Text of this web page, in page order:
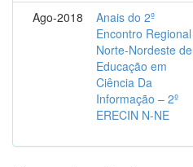
Ago-2018
Anais do 2º
Encontro Regional
Norte-Nordeste de
Educação em
Ciência Da
Informação – 2º
ERECIN N-NE